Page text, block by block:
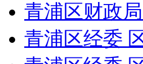
青浦区财政
青浦区经委